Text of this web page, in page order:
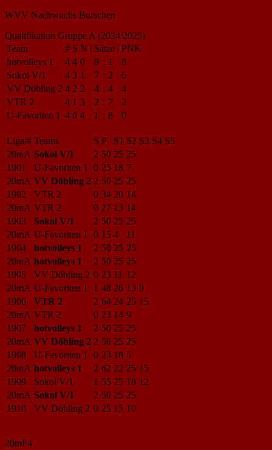
WVV Nachwuchs Burschen
Qualifikation Gruppe A (2024/2025)
Team
# S N | Sätze | PNK
hotvolleys 1
4 4 0 8 : 1
8
Sokol V/1
4 3 1 7 : 2
6
VV Döbling 2 4 2 2 4 : 4
4
VTR 2
4 1 3 2 : 7
2
U-Favoriten 1 4 0 4 1 : 8 0
Liga/# Teams S P S1 S2 S3 S4 S5
20mA Sokol V/1 2 50 25 25
1901
U-Favoriten 1 0 25 18 7
20mA VV Döbling 2 2 50 25 25
1902
VTR 2 0 34 20 14
20mA VTR 2 0 27 13 14
1903
Sokol V/1 2 50 25 25
20mA U-Favoriten 1 0 15 4
11
1904
hotvolleys 1 2 50 25 25
20mA hotvolleys 1 2 50 25 25
1905
VV Döbling 2 0 23 11 12
20mA U-Favoriten 1 1 48 26 13 9
1906
VTR 2 2 64 24 25 15
20mA VTR 2 0 23 14 9
1907
hotvolleys 1 2 50 25 25
20mA VV Döbling 2 2 50 25 25
1908
U-Favoriten 1 0 23 18 5
20mA hotvolleys 1 2 62 22 25 15
1909
Sokol V/1 1 55 25 18 12
20mA Sokol V/1 2 50 25 25
1910
VV Döbling 2 0 25 15 10
20mF4